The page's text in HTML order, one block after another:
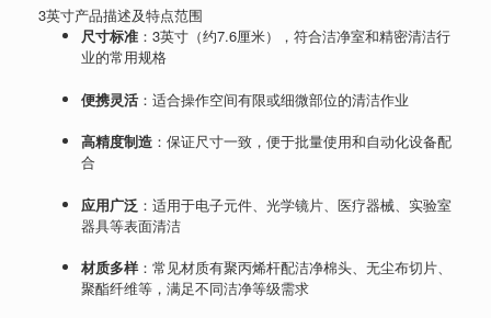
3英寸产品描述及特点范围
尺寸标准 ：3英寸（约7.6厘米），符合洁净室和精密清洁行
业的常用规格
便携灵活：适合操作空间有限或细微部位的清洁作业
高精度制造 ：保证尺寸一致，便于批量使用和自动化设备配
合
应用广泛 ：适用于电子元件、光学镜片、医疗器械、实验室
器具等表面清洁
材质多样：常见材质有聚丙烯杆配洁净棉头、无尘布切片、
聚酯纤维等，满足不同洁净等级需求